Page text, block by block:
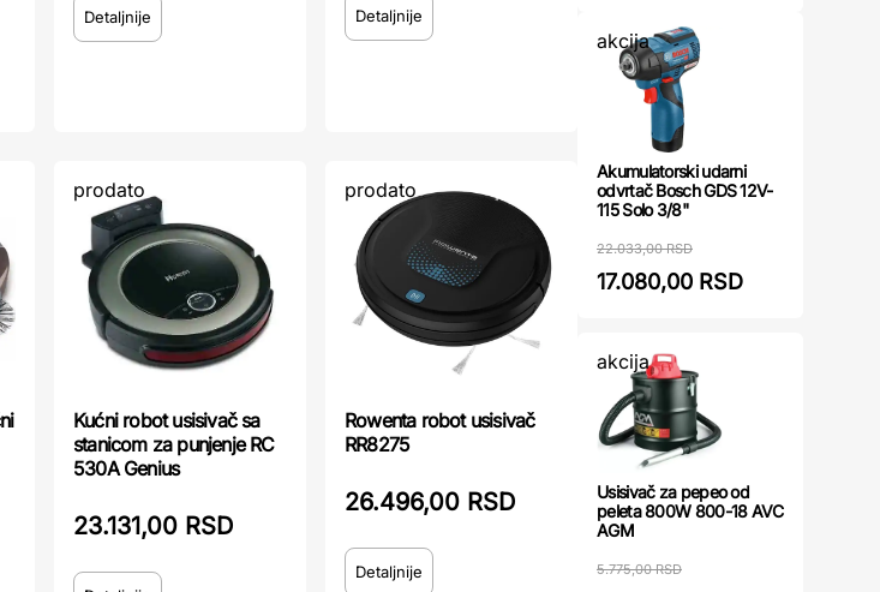
Detaljnije Detaljnije
prodato
Kućni robot usisivač sa
stanicom za punjenje RC
530A Genius
23.131,00 RSD
prodato
Rowenta robot usisivač
RR8275
26.496,00 RSD
Detaljnije
akcija
Akumulatorski udarni
odvrtač Bosch GDS 12V-
115 Solo 3/8"
22.033,00 RSD
17.080,00 RSD
akcija
Usisivač za pepeo od
peleta 800W 800-18 AVC
AGM
5.775,00 RSD